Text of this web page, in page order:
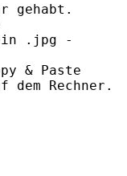
gehabt.
.jpg -
& Paste
Rechner.